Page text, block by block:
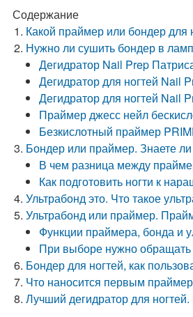
Содержание
Какой праймер или бондер для
Нужно ли сушить бондер в
Дегидратор Nail Prep
Дегидратор для ногтей Nail
Дегидратор для ногтей Nail
Праймер джесс нейл
Безкислотный праймер
Бондер или праймер. Знаете
В чем разница между
Как подготовить ногти к
Ультрабонд это. Что такое
Ультрабонд или праймер.
Функции праймера, бонда и
При выборе нужно обращать
Бондер для ногтей, как
Что наносится первым
Лучший дегидратор для